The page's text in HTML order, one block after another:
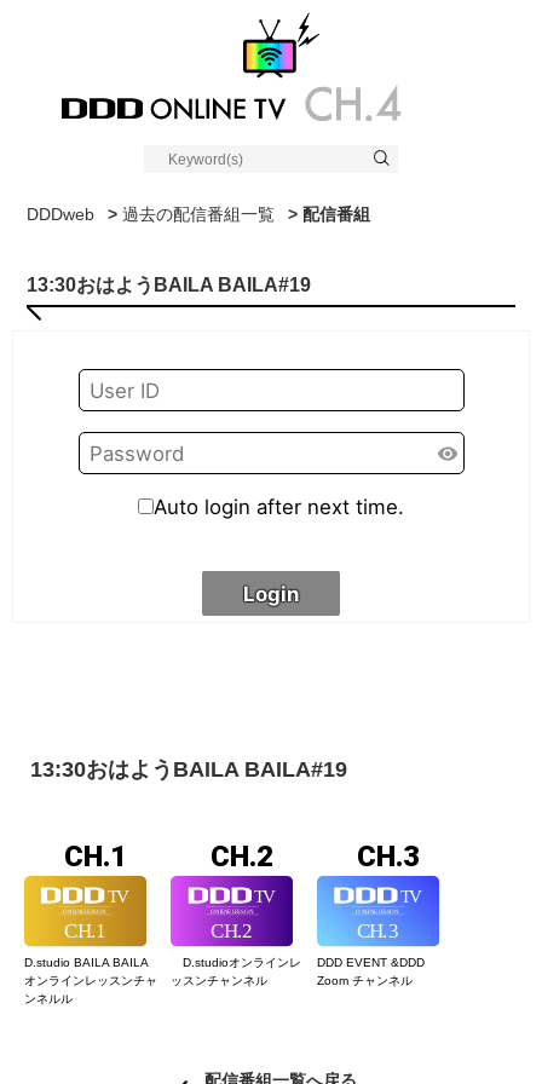
DDDweb >過去の配信番組一覧 > 配信番組
13:30おはようBAILA BAILA#19
13:30おはようBAILA BAILA#19
CH.1
D.studio BAILA BAILA
オンラインレッスンチャ
ンネルル
CH.2
D.studioオンラインレ
ッスンチャンネル
CH.3
DDD EVENT &DDD
Zoom チャンネル